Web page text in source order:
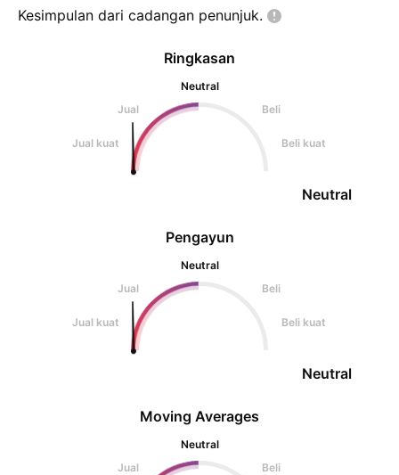
Kesimpulan dari cadangan penunjuk.
Pengayun
Neutral
Jual
Beli
Jual kuat Beli kuat
Neutral
Ringkasan
Neutral
Jual
Beli
Jual kuat Beli kuat
Neutral
Moving Averages
Neutral
Jual
Beli